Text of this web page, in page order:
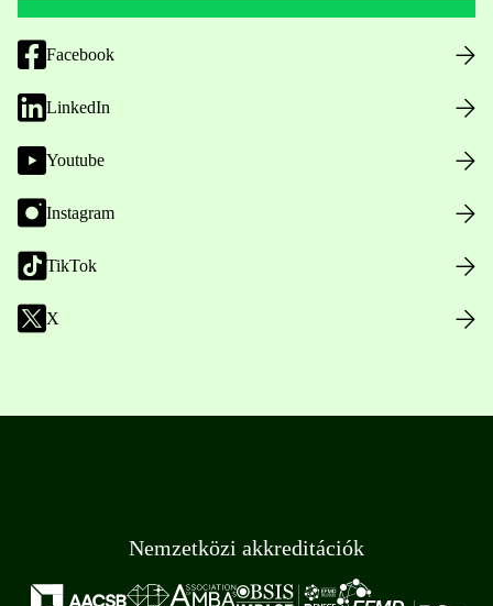
Facebook
LinkedIn
Youtube
Instagram
TikTok
X
Nemzetközi akkreditációk